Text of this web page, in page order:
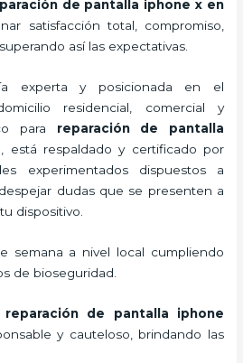
de pantalla iphone x en
satisfacción total, compromiso,
así las expectativas.
experta y posicionada en el
residencial, comercial y
para reparación de pantalla
, está respaldado y certificado por
experimentados dispuestos a
dudas que se presenten a
dispositivo.
semana a nivel local cumpliendo
de bioseguridad.
reparación de pantalla iphone
y cauteloso, brindando las